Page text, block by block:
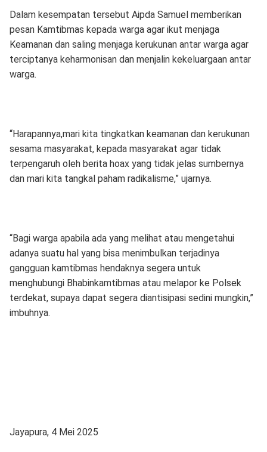
Dalam kesempatan tersebut Aipda Samuel memberikan
pesan Kamtibmas kepada warga agar ikut menjaga
Keamanan dan saling menjaga kerukunan antar warga agar
terciptanya keharmonisan dan menjalin kekeluargaan antar
warga.
“Harapannya,mari kita tingkatkan keamanan dan kerukunan
sesama masyarakat, kepada masyarakat agar tidak
terpengaruh oleh berita hoax yang tidak jelas sumbernya
dan mari kita tangkal paham radikalisme,” ujarnya.
“Bagi warga apabila ada yang melihat atau mengetahui
adanya suatu hal yang bisa menimbulkan terjadinya
gangguan kamtibmas hendaknya segera untuk
menghubungi Bhabinkamtibmas atau melapor ke Polsek
terdekat, supaya dapat segera diantisipasi sedini mungkin,”
imbuhnya.
Jayapura, 4 Mei 2025